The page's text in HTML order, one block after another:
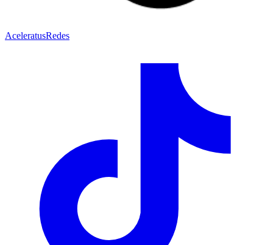
AceleratusRedes